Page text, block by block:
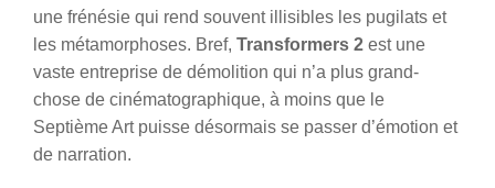
une frénésie qui rend souvent illisibles les pugilats et
les métamorphoses. Bref, Transformers 2 est une
vaste entreprise de démolition qui n’a plus grand-
chose de cinématographique, à moins que le
Septième Art puisse désormais se passer d’émotion et
de narration.